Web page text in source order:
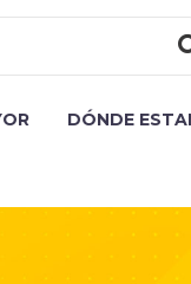
DÓNDE